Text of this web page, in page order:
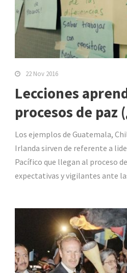
22 Nov 2016
Lecciones
procesos de paz
Los ejemplos de Guatemala,
Irlanda sirven de referente a
Pacífico que llegan al proceso
expectativas y vigilantes ante